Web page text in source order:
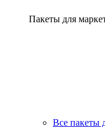
Пакеты для
Все пакеты